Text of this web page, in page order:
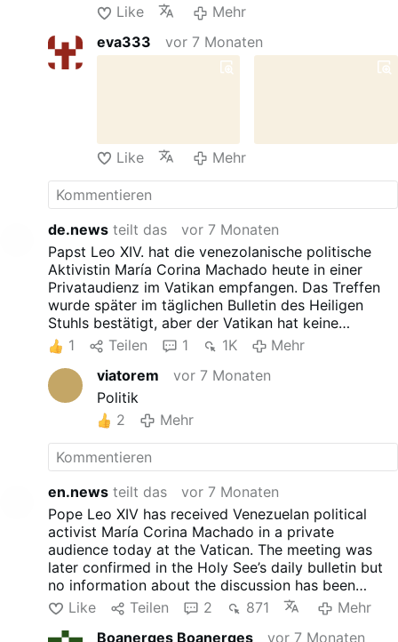
Like
Mehr
eva333
vor 7 Monaten
Like Mehr
de.news teilt das
vor 7 Monaten
Papst Leo XIV. hat die venezolanische politische
Aktivistin María Corina Machado heute in einer
Privataudienz im Vatikan empfangen. Das Treffen
wurde später im täglichen Bulletin des Heiligen
Stuhls bestätigt, aber der Vatikan hat keine
Informationen über das Gespräch veröffentlicht.
Machado, die 2025 den Friedensnobelpreis erhielt,
ist ein ehemaliges Mitglied der venezolanischen
Nationalversammlung und eine der prominentesten
Figuren der Opposition des Landes.
1 Teilen 1 1K
Mehr
viatorem
vor 7 Monaten
Politik
2
Mehr
en.news teilt das
vor 7 Monaten
Pope Leo XIV has received Venezuelan political
activist María Corina Machado in a private
audience today at the Vatican. The meeting was
later confirmed in the Holy See’s daily bulletin but
no information about the discussion has been
released by the Vatican. Machado, who got the
2025 Nobel Peace Prize, is a former member of
Venezuela’s National Assembly and one of the most
Like Teilen 2 871
Mehr
Boanerges Boanerges
vor 7 Monaten